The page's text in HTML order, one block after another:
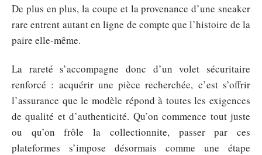
De plus en plus, la coupe et la provenance d’une sneaker
rare entrent autant en ligne de compte que l’histoire de la
paire elle-même.
La rareté s’accompagne donc d’un volet sécuritaire
renforcé : acquérir une pièce recherchée, c’est s’offrir
l’assurance que le modèle répond à toutes les exigences
de qualité et d’authenticité. Qu’on commence tout juste
ou qu’on frôle la collectionnite, passer par ces
plateformes s’impose désormais comme une étape